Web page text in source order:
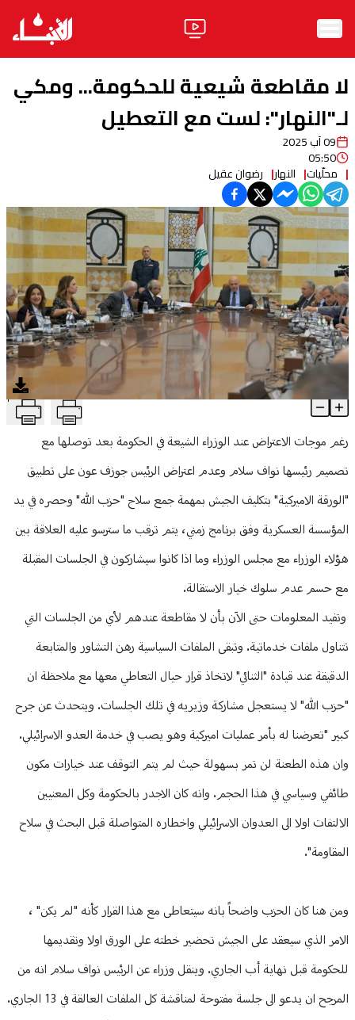
الأخبار
ثقافة ومجتمع
منوعات
آراء
فيديو
مواقف
وليد جنبلاطالحزب
ابحث
لا مقاطعة شيعية للحكومة... ومكي
لـ"النهار": لست مع التعطيل
09 آب 2025
05:50
محلّيات النهار رضوان عقيل
لا مقاطعة شيعية للحكومة... ومكي لـ"النهار": لست مع التعطيل T
Article Content
رغم موجات الاعتراض عند الوزراء الشيعة في الحكومة بعد توصلها مع
تصميم رئيسها نواف سلام وعدم اعتراض الرئيس جوزف عون على تطبيق
"الورقة الاميركية" بتكليف الجيش بمهمة جمع سلاح "حزب الله" وحصره في يد
المؤسسة العسكرية وفق برنامج زمني، يتم ترقب ما سترسو عليه العلاقة بين
هؤلاء الوزراء مع مجلس الوزراء وما اذا كانوا سيشاركون في الجلسات المقبلة
مع حسم عدم سلوك خيار الاستقالة.
وتفيد المعلومات حتى الآن بأن لا مقاطعة عندهم لأي من الجلسات التي
تتناول ملفات خدماتية. وتبقى الملفات السياسية رهن التشاور والمتابعة
الدقيقة عند قيادة "الثنائي" لاتخاذ قرار حيال التعاطي معها مع ملاحظة ان
"حزب الله" لا يستعجل مشاركة وزيريه في تلك الجلسات. ويتحدث عن جرح
كبير "تعرضنا له بأمر عمليات اميركية وهو يصب في خدمة العدو الاسرائيلي.
وان هذه الطعنة لن تمر بسهولة حيث لم يتم التوقف عند خيارات مكون
طائفي وسياسي في هذا الحجم. وانه كان الاجدر بالحكومة وكل المعنيين
الالتفات اولا الى العدوان الاسرائيلي واخطاره المتواصلة قبل البحث في سلاح
المقاومة".
ومن هنا كان الحزب واضحاً بانه سيتعاطى مع هذا القرار كأنه "لم يكن" ،
الامر الذي سيعقد على الجيش تحضير خطته على الورق اولا وتقديمها
للحكومة قبل نهاية أب الجاري. وينقل وزراء عن الرئيس نواف سلام انه من
المرجح ان يدعو الى جلسة مفتوحة لمناقشة كل الملفات العالقة في 13 الجاري.